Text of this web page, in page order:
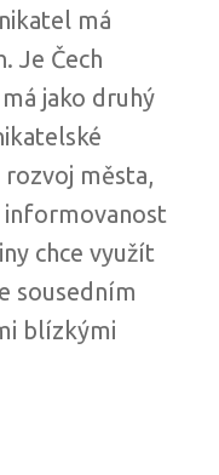
má
Je Čech
jako druhý
města,
informovanost
chce využít
sousedním
blízkými